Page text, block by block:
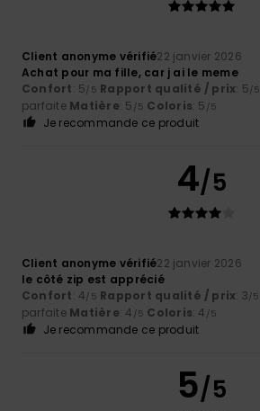
Client anonyme vérifié22 janvier 2026
Achat pour ma fille, car j ai le meme
Confort: 5/5 Rapport qualité / prix: 5/5
parfaite Matière: 5 /5 Coloris: 5 /5
Je recommande ce produit
4/5
Client anonyme vérifié22 janvier 2026
le côté zip est apprécié
Confort: 4/5 Rapport qualité / prix: 3/5
parfaite Matière: 4 /5 Coloris: 4 /5
Je recommande ce produit
5/5